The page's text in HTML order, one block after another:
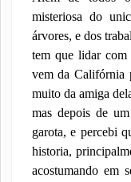
misteriosa do
árvores, e dos
tem que lidar com
vem da Califórnia
muito da amiga
mas depois de
garota, e percebi
historia,
acostumando em